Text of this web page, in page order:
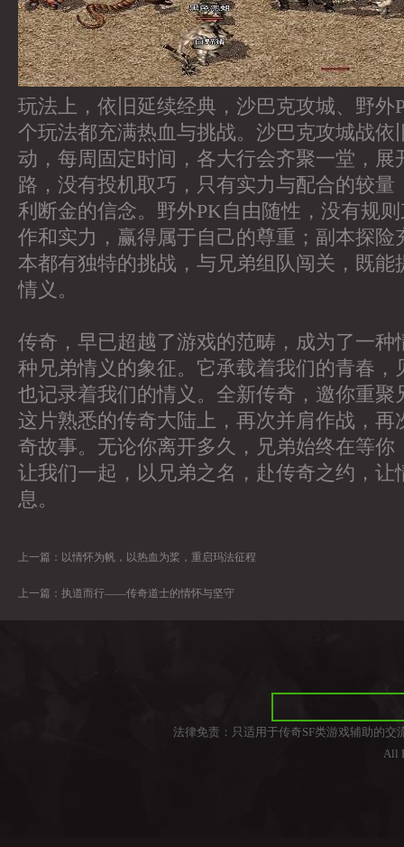
玩法上，依旧延续经典，沙巴克攻城、野外
个玩法都充满热血与挑战。沙巴克攻城战依
动，每周固定时间，各大行会齐聚一堂，展
路，没有投机取巧，只有实力与配合的较量
利断金的信念。野外PK自由随性，没有规
作和实力，赢得属于自己的尊重；副本探险
本都有独特的挑战，与兄弟组队闯关，既能
情义。
传奇，早已超越了游戏的范畴，成为了一种
种兄弟情义的象征。它承载着我们的青春，
也记录着我们的情义。全新传奇，邀你重聚
这片熟悉的传奇大陆上，再次并肩作战，再
奇故事。无论你离开多久，兄弟始终在等你
让我们一起，以兄弟之名，赴传奇之约，让
息。
上一篇： 以情怀为帆，以热血为桨，重启玛法征程
上一篇： 执道而行——传奇道士的情怀与坚守
法律免责：只适用于传奇SF类游戏辅助的
All